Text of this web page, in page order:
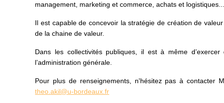
management, marketing et commerce, achats et logistiques....
Il est capable de concevoir la stratégie de création de
de la chaine de valeur.
Dans les collectivités publiques, il est à même
l’administration générale.
Pour plus de renseignements, n'hésitez pas à contacter
theo.akil@u-bordeaux.fr